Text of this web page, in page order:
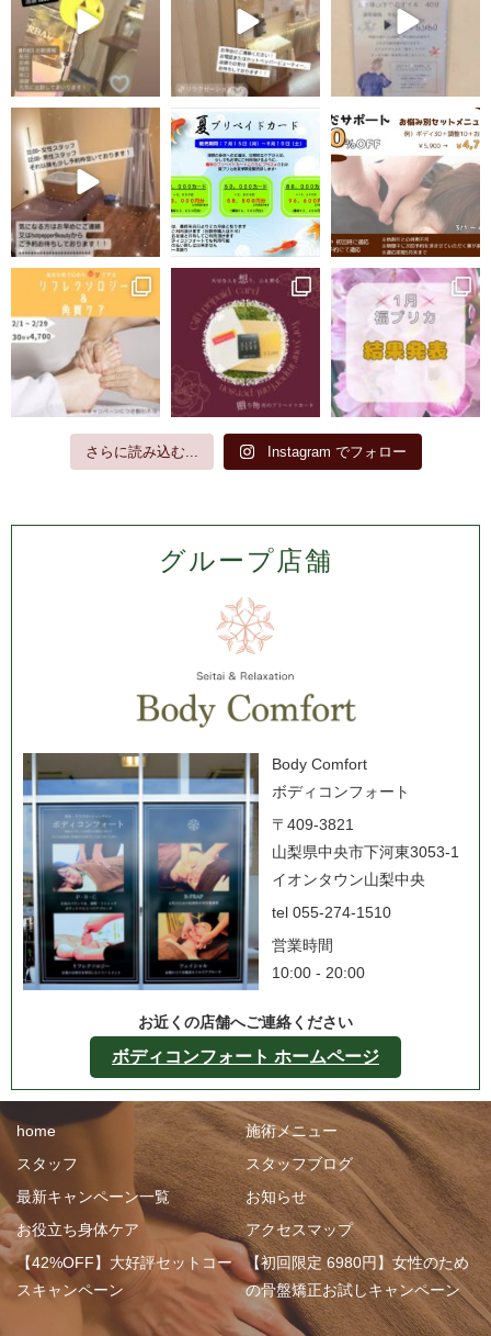
さらに読み込む... Instagram でフォロー
グループ店舗
Body Comfort
ボディコンフォート
〒409-3821
山梨県中央市下河東3053-1
イオンタウン山梨中央
tel 055-274-1510
営業時間
10:00 - 20:00
お近くの店舗へご連絡ください
ボディコンフォート ホームページ
home
施術メニュー
スタッフ
スタッフブログ
最新キャンペーン一覧
お知らせ
お役立ち身体ケア
アクセスマップ
【42%OFF】大好評セットコー
スキャンペーン
【初回限定 6980円】女性のため
の骨盤矯正お試しキャンペーン